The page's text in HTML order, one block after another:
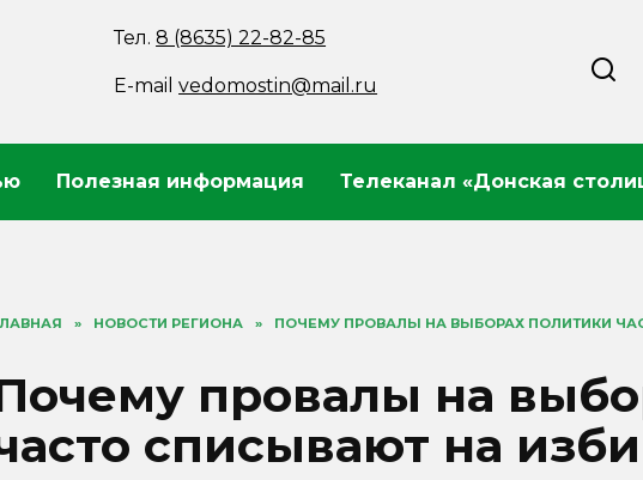
Тел.8 (8635) 22-82-85
E-mailvedomostin@mail.ru
Полезная информация Телеканал «Донская
» НОВОСТИ РЕГИОНА » ПОЧЕМУ ПРОВАЛЫ НА ВЫБОРАХ ПОЛИТИКИ
провалы на
списывают на